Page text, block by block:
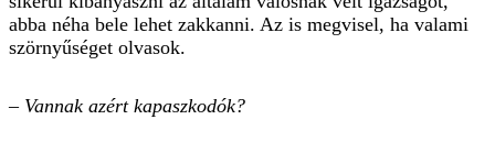
abba néha bele lehet zakkanni. Az is megvisel, ha valami
szörnyűséget olvasok.
– Vannak azért kapaszkodók?